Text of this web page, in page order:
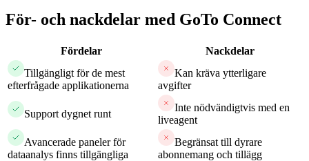
För- och nackdelar med GoTo Connect
Fördelar
Nackdelar
Tillgängligt för de mest
efterfrågade applikationerna
Kan kräva ytterligare
avgifter
Support dygnet runt
Inte nödvändigtvis med en
liveagent
Avancerade paneler för
dataanalys finns tillgängliga
Begränsat till dyrare
abonnemang och tillägg